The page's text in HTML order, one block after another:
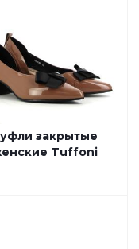
закрытые
Tuffoni